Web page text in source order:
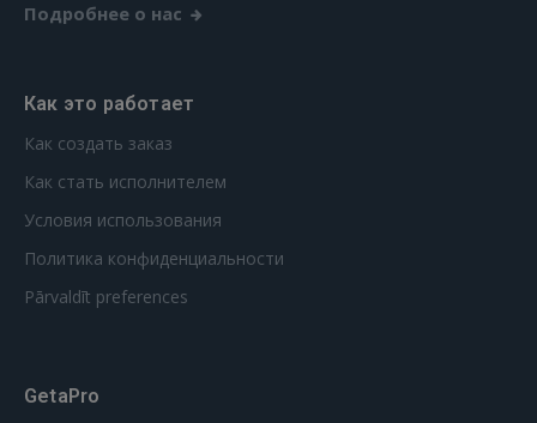
Ещё не зарегистрированы?
Подробнее о нас
Как это работает
Как создать заказ
Как стать исполнителем
Условия использования
Политика конфиденциальности
Pārvaldīt preferences
GetaPro